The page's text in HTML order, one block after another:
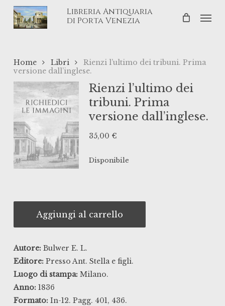
Skip
Libreria Antiquaria
di Porta Venezia
Home Libri
Rienzi l’ultimo dei tribuni. Prima
versione dall’inglese.
Rienzi l’ultimo dei
tribuni. Prima
versione dall’inglese.
35,00 €
Disponibile
Aggiungi al carrello
Autore: Bulwer E. L.
Editore: Presso Ant. Stella e figli.
Luogo di stampa: Milano.
Anno: 1836
Formato: In-12. Pagg. 401, 436.